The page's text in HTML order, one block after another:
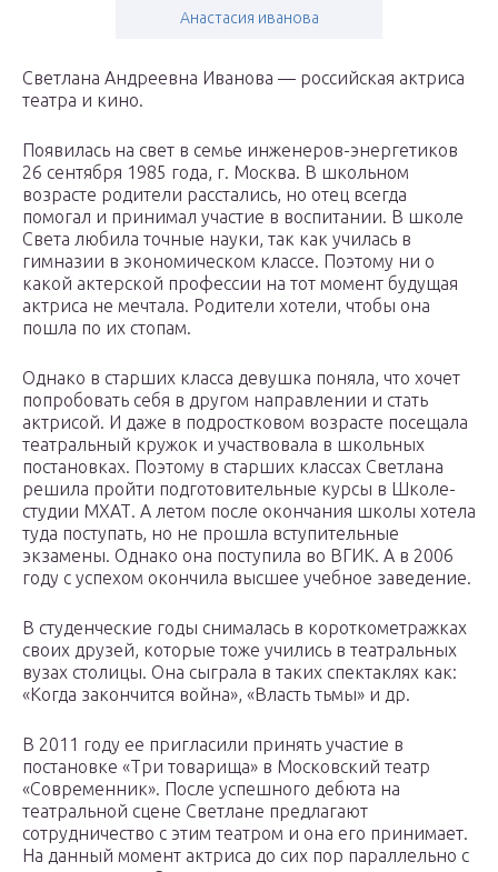
Анастасия иванова
Светлана Андреевна Иванова — российская актриса
театра и кино.
Появилась на свет в семье инженеров-энергетиков
26 сентября 1985 года, г. Москва. В школьном
возрасте родители расстались, но отец всегда
помогал и принимал участие в воспитании. В школе
Света любила точные науки, так как училась в
гимназии в экономическом классе. Поэтому ни о
какой актерской профессии на тот момент будущая
актриса не мечтала. Родители хотели, чтобы она
пошла по их стопам.
Однако в старших класса девушка поняла, что хочет
попробовать себя в другом направлении и стать
актрисой. И даже в подростковом возрасте посещала
театральный кружок и участвовала в школьных
постановках. Поэтому в старших классах Светлана
решила пройти подготовительные курсы в Школе-
студии МХАТ. А летом после окончания школы хотела
туда поступать, но не прошла вступительные
экзамены. Однако она поступила во ВГИК. А в 2006
году с успехом окончила высшее учебное заведение.
В студенческие годы снималась в короткометражках
своих друзей, которые тоже учились в театральных
вузах столицы. Она сыграла в таких спектаклях как:
«Когда закончится война», «Власть тьмы» и др.
В 2011 году ее пригласили принять участие в
постановке «Три товарища» в Московский театр
«Современник». После успешного дебюта на
театральной сцене Светлане предлагают
сотрудничество с этим театром и она его принимает.
На данный момент актриса до сих пор параллельно с